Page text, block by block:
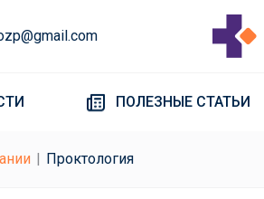
ПОЛЕЗНЫЕ СТАТЬИ
Проктология